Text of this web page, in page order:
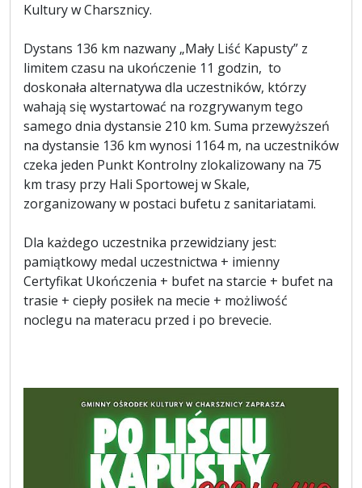
Kultury w Charsznicy.
Dystans 136 km nazwany „Mały Liść Kapusty” z
limitem czasu na ukończenie 11 godzin, to
doskonała alternatywa dla uczestników, którzy
wahają się wystartować na rozgrywanym tego
samego dnia dystansie 210 km. Suma przewyższeń
na dystansie 136 km wynosi 1164 m, na uczestników
czeka jeden Punkt Kontrolny zlokalizowany na 75
km trasy przy Hali Sportowej w Skale,
zorganizowany w postaci bufetu z sanitariatami.
Dla każdego uczestnika przewidziany jest:
pamiątkowy medal uczestnictwa + imienny
Certyfikat Ukończenia + bufet na starcie + bufet na
trasie + ciepły posiłek na mecie + możliwość
noclegu na materacu przed i po brevecie.